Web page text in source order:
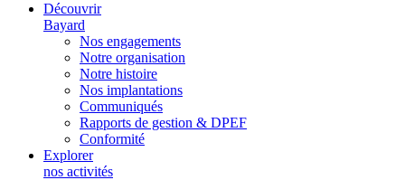
Découvrir
Bayard
Nos engagements
Notre organisation
Notre histoire
Nos implantations
Communiqués
Rapports de gestion & DPEF
Conformité
Explorer
nos activités